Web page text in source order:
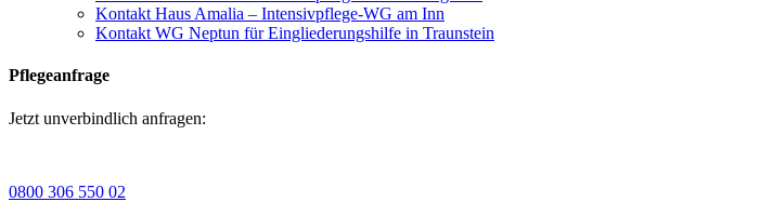
Kontakt Haus Amalia – Intensivpflege-WG am Inn
Kontakt WG Neptun für Eingliederungshilfe in Traunstein
Pflegeanfrage
Jetzt unverbindlich anfragen:
0800 306 550 02